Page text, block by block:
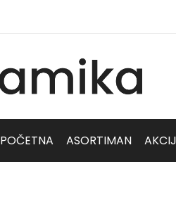
POČETNA ASORTIMAN